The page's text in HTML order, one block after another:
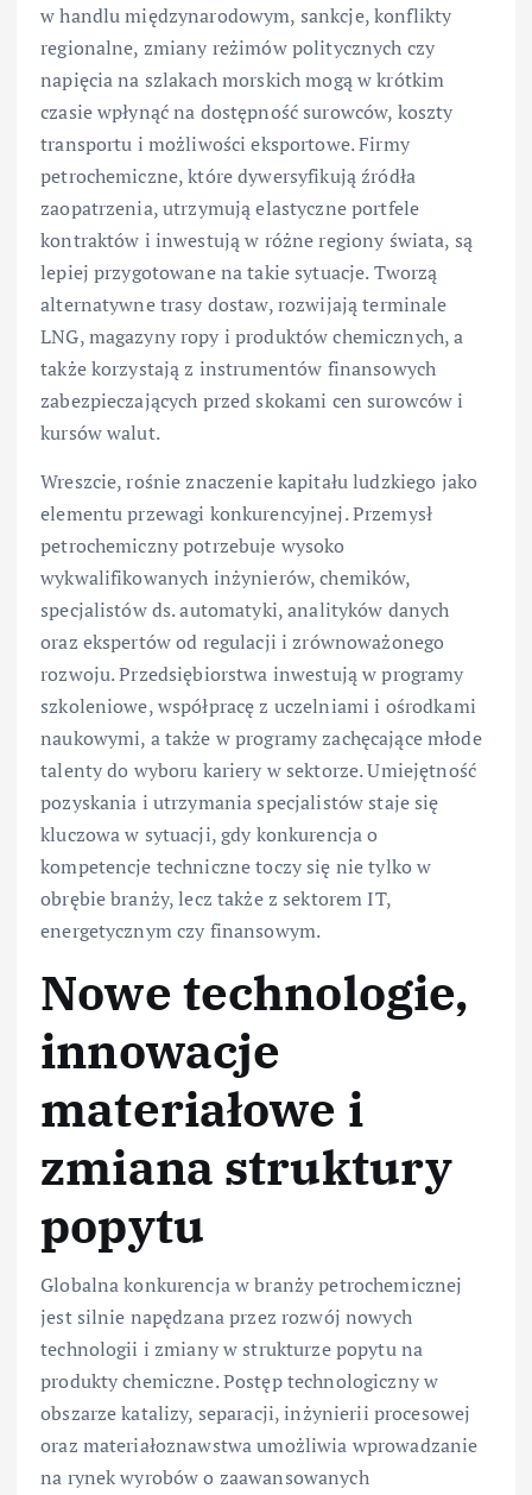
w handlu międzynarodowym, sankcje, konflikty
regionalne, zmiany reżimów politycznych czy
napięcia na szlakach morskich mogą w krótkim
czasie wpłynąć na dostępność surowców, koszty
transportu i możliwości eksportowe. Firmy
petrochemiczne, które dywersyfikują źródła
zaopatrzenia, utrzymują elastyczne portfele
kontraktów i inwestują w różne regiony świata, są
lepiej przygotowane na takie sytuacje. Tworzą
alternatywne trasy dostaw, rozwijają terminale
LNG, magazyny ropy i produktów chemicznych, a
także korzystają z instrumentów finansowych
zabezpieczających przed skokami cen surowców i
kursów walut.
Wreszcie, rośnie znaczenie kapitału ludzkiego jako
elementu przewagi konkurencyjnej. Przemysł
petrochemiczny potrzebuje wysoko
wykwalifikowanych inżynierów, chemików,
specjalistów ds. automatyki, analityków danych
oraz ekspertów od regulacji i zrównoważonego
rozwoju. Przedsiębiorstwa inwestują w programy
szkoleniowe, współpracę z uczelniami i ośrodkami
naukowymi, a także w programy zachęcające młode
talenty do wyboru kariery w sektorze. Umiejętność
pozyskania i utrzymania specjalistów staje się
kluczowa w sytuacji, gdy konkurencja o
kompetencje techniczne toczy się nie tylko w
obrębie branży, lecz także z sektorem IT,
energetycznym czy finansowym.
Nowe technologie,
innowacje
materiałowe i
zmiana struktury
popytu
Globalna konkurencja w branży petrochemicznej
jest silnie napędzana przez rozwój nowych
technologii i zmiany w strukturze popytu na
produkty chemiczne. Postęp technologiczny w
obszarze katalizy, separacji, inżynierii procesowej
oraz materiałoznawstwa umożliwia wprowadzanie
na rynek wyrobów o zaawansowanych